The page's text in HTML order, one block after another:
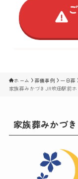
ホーム 葬儀事例
一日葬
家族葬みかづきJR吹田駅前
家族葬みかづき